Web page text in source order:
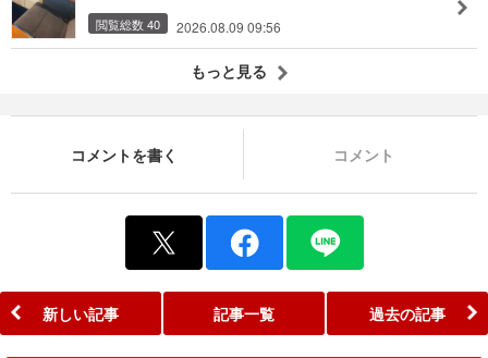
閲覧総数 40 2026.08.09 09:56
もっと見る
コメントを書く コメント
新しい記事 記事一覧 過去の記事